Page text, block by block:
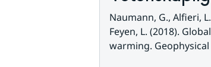
Naumann, G., Alfieri,
Feyen, L. (2018).
warming. Geophysical